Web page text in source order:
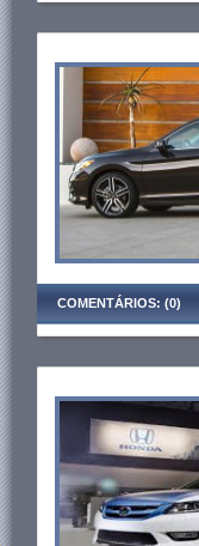
COMENTÁRIOS: (0)